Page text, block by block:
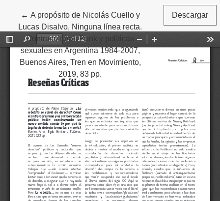
← Volver a los detalles del artículo
A propósito de Nicolás Cuello y
Lucas Disalvo, Ninguna línea recta.
Contraculturas Punk y políticas
sexuales en Argentina 1984-2007,
Buenos Aires, Tren en Movimiento,
2019, 83 pp.
Descargar